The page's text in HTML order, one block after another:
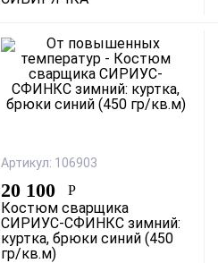
Артикул: 106903
20 100 Р
Костюм сварщика
СИРИУС-СФИНКС зимний:
куртка, брюки синий (450
гр/кв.м)